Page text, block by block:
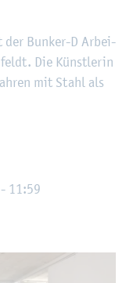
der Bun­ker-D Ar­bei­
Die Künst­le­rin
mit Stahl als
11:59